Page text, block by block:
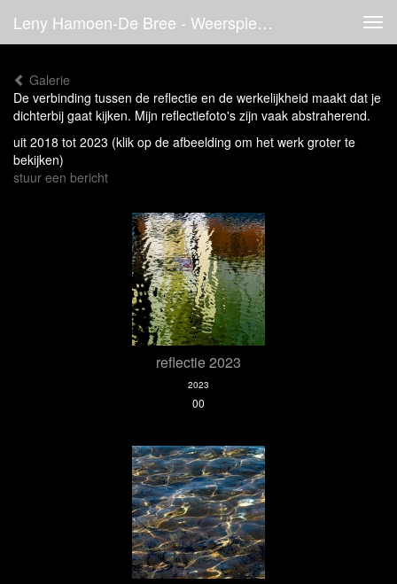
Leny Hamoen-De Bree - Weerspiegeling
Galerie
De verbinding tussen de reflectie en de werkelijkheid maakt dat je
dichterbij gaat kijken. Mijn reflectiefoto's zijn vaak abstraherend.
uit 2018 tot 2023 (klik op de afbeelding om het werk groter te
bekijken)
stuur een bericht
reflectie 2023
2023
00